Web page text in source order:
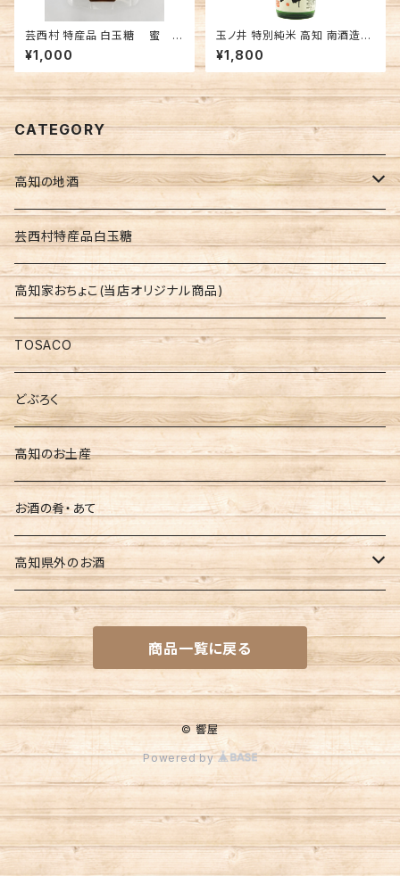
芸西村 特産品 白玉糖 蜜 1
40グラム1個
¥1,000
玉ノ井 特別純米 高知 南酒造
日本酒 辛口
¥1,800
CATEGORY
高知の地酒
高知の地酒飲みくらべセット
仙頭 しらぎく
安芸虎 玉川 伊太郎
美丈夫
土佐鶴
南 玉ノ井
豊能梅
文佳人
亀泉
久礼
松翁
酔鯨
芸西村特産品白玉糖
高知家おちょこ(当店オリジナル商品)
TOSACO
どぶろく
高知のお土産
お酒の肴・あて
高知県外のお酒
一ノ蔵（宮城県）
名倉山（福島県）
大山（山形県）
浦霞（宮城県）
八幡川(広島県)
商品一覧に戻る
© 響屋
Powered by